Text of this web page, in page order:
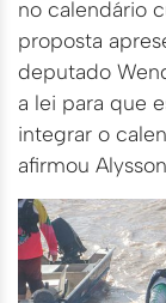
no calendário
proposta
deputado
a lei para que
integrar o
afirmou